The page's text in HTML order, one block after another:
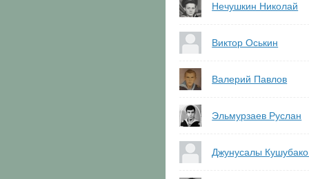
Нечушкин Николай
Виктор Оськин
Валерий Павлов
Эльмурзаев Руслан
Джунусалы